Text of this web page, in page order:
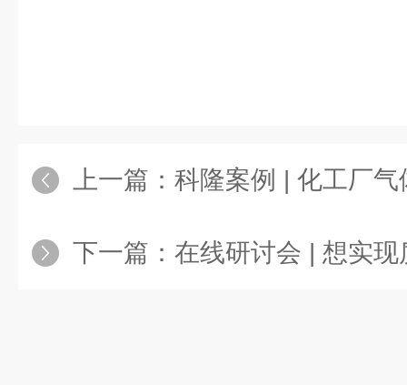
上一篇： 科隆案例 | 化工厂
下一篇： 在线研讨会 | 想实现质量流量计测